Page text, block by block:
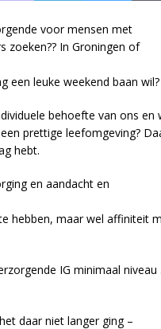
voor mensen met
zoeken?? In Groningen of
een leuke weekend baan wil?
behoefte van ons en
prettige leefomgeving?
hebt.
en aandacht en
hebben, maar wel affiniteit
IG minimaal niveau
daar niet langer ging –